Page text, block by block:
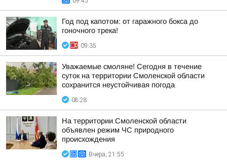
Год под капотом: от гаражного бокса до
гоночного трека!
09:35
Уважаемые смоляне! Сегодня в течение
суток на территории Смоленской области
сохранится неустойчивая погода
08:28
На территории Смоленской области
объявлен режим ЧС природного
происхождения
Вчера, 21:55